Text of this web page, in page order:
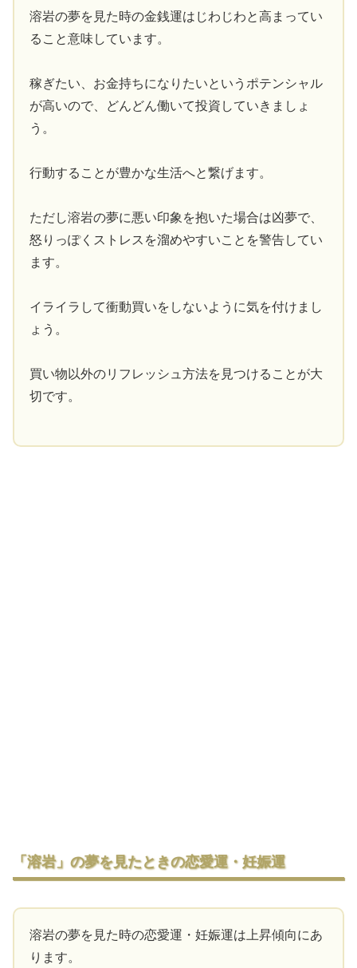
溶岩の夢を見た時の金銭運はじわじわと高まってい
ること意味しています。
稼ぎたい、お金持ちになりたいというポテンシャル
が高いので、どんどん働いて投資していきましょ
う。
行動することが豊かな生活へと繋げます。
ただし溶岩の夢に悪い印象を抱いた場合は凶夢で、
怒りっぽくストレスを溜めやすいことを警告してい
ます。
イライラして衝動買いをしないように気を付けまし
ょう。
買い物以外のリフレッシュ方法を見つけることが大
切です。
「溶岩」の夢を見たときの恋愛運・妊娠運
溶岩の夢を見た時の恋愛運・妊娠運は上昇傾向にあ
ります。